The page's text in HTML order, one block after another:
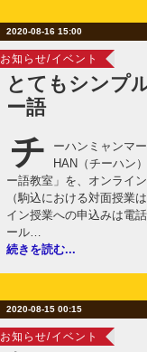
2020-08-16 15:00
お知らせ/イベント
とてもシンプ
ー語
チ
ーハンミャンマ
HAN（チーハン
ー語教室」を、オンライ
（駒込における対面授業
イン授業への申込みは電
ール…
続きを読む...
2020-08-15 00:15
お知らせ/イベント